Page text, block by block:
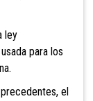
ley
para los
, el